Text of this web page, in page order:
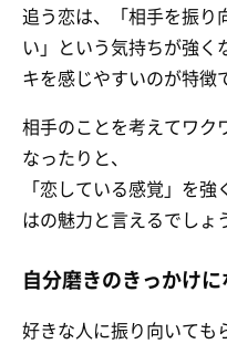
追う恋は、「相手を振り
い」という気持ちが強く
キを感じやすいのが特徴
相手のことを考えてワク
なったりと、
「恋している感覚」を
はの魅力と言えるでしょ
自分磨きのきっかけに
好きな人に振り向いても